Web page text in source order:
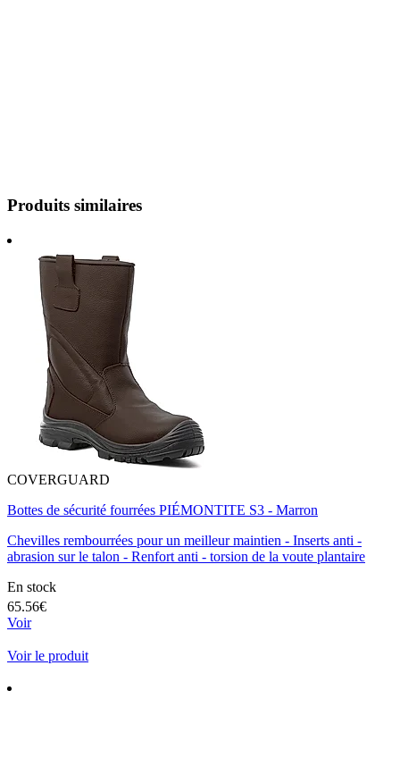
Produits similaires
COVERGUARD
Bottes de sécurité fourrées PIÉMONTITE S3 - Marron
Chevilles rembourrées pour un meilleur maintien - Inserts anti -
abrasion sur le talon - Renfort anti - torsion de la voute plantaire
En stock
65.56€
Voir
Voir le produit